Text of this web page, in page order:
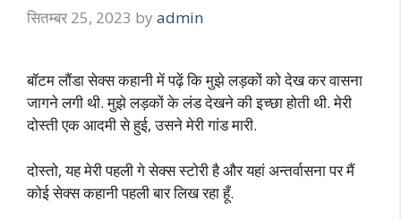
सितम्बर 25, 2023 by admin
बॉटम लौंडा सेक्स कहानी में पढ़ें कि मुझे लड़कों को देख कर वासना
जागने लगी थी. मुझे लड़कों के लंड देखने की इच्छा होती थी. मेरी
दोस्ती एक आदमी से हुई, उसने मेरी गांड मारी.
दोस्तो, यह मेरी पहली गे सेक्स स्टोरी है और यहां अन्तर्वासना पर मैं
कोई सेक्स कहानी पहली बार लिख रहा हूँ.